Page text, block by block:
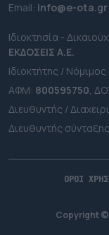
Εmail: info@e-ota.gr
Ιδιοκτησία -
ΕΚΔΟΣΕΙΣ A.E.
Ιδιοκτήτης /
ΑΦΜ: 800595750,
Διευθυντής /
Διευθυντής
ΟΡΟΙ
Copyright